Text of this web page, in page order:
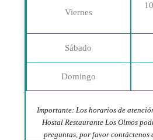
Viernes
Sábado
Domingo
Importante: Los horarios de
Hostal Restaurante Los Olmos
preguntas, por favor contáctenos